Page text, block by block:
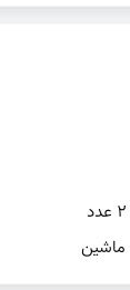
2 عدد